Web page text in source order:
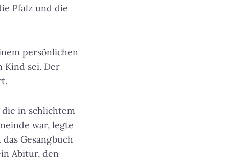
Pfalz und die
persönlichen
Kind sei. Der
in schlichtem
war, legte
Gesangbuch
Abitur, den